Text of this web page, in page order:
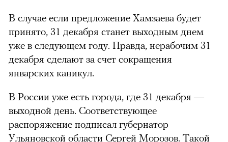
В случае если предложение Хамзаева будет
принято, 31 декабря станет выходным днем
уже в следующем году. Правда, нерабочим 31
декабря сделают за счет сокращения
январских каникул.
В России уже есть города, где 31 декабря —
выходной день. Соответствующее
распоряжение подписал губернатор
Ульяновской области Сергей Морозов. Такой